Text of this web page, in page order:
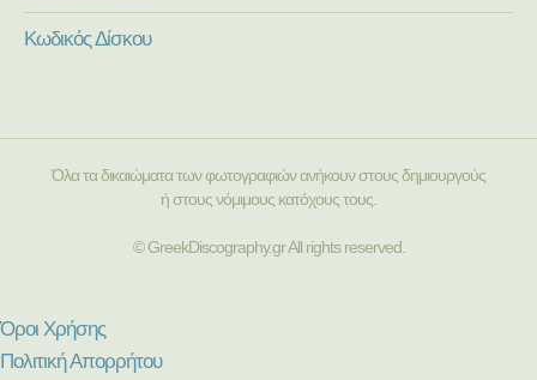
Κωδικός Δίσκου
Όλα τα δικαιώματα των φωτογραφιών ανήκουν στους δημιουργούς
ή στους νόμιμους κατόχους τους.
© GreekDiscography.gr All rights reserved.
Όροι Χρήσης
Πολιτική Απορρήτου